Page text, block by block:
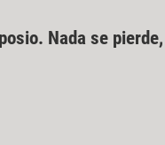
Nada se